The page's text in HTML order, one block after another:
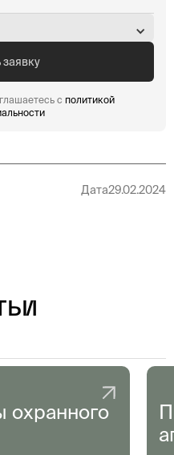
с политикой
Дата29.02.2024
охранного